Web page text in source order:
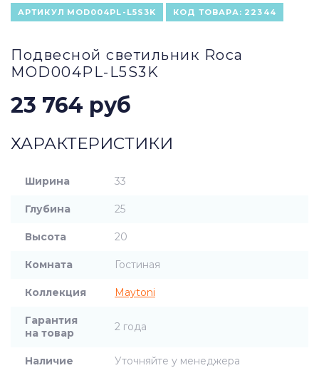
АРТИКУЛ MOD004PL-L5S3K КОД ТОВАРА: 22344
Подвесной светильник Roca
MOD004PL-L5S3K
23 764 руб
ХАРАКТЕРИСТИКИ
Ширина 33
Глубина 25
Высота 20
Комната Гостиная
Коллекция Maytoni
Гарантия
на товар
2 года
Наличие Уточняйте у менеджера